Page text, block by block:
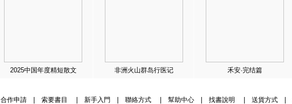
2025中国年度精短散文 非洲火山群岛行医记 禾安·完结篇
合作申請| 索要書目 新手入門 聯絡方式| 幫助中心| 找書說明 送貨方式|